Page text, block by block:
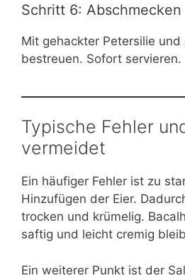
Schritt 6:
Mit gehackter Petersilie und
bestreuen. Sofort servieren.
Typische Fehler
vermeidet
Ein häufiger Fehler ist zu
Hinzufügen der Eier.
trocken und krümelig.
saftig und leicht cremig
Ein weiterer Punkt ist der